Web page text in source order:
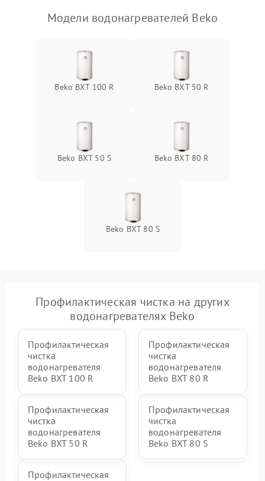
Модели водонагревателей Beko
Beko BXT 100 R Beko BXT 50 R
Beko BXT 50 S Beko BXT 80 R
Beko BXT 80 S
Профилактическая чистка на других
водонагревателях Beko
Профилактическая
чистка
водонагревателя
Beko BXT 100 R
Профилактическая
чистка
водонагревателя
Beko BXT 80 R
Профилактическая
чистка
водонагревателя
Beko BXT 50 R
Профилактическая
чистка
водонагревателя
Beko BXT 80 S
Профилактическая